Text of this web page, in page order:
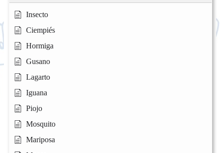
Insecto
Ciempiés
Hormiga
Gusano
Lagarto
Iguana
Piojo
Mosquito
Mariposa